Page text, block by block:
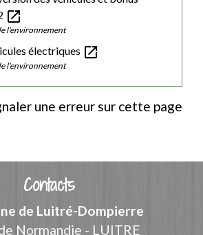
open_in_new
l'environnement
électriques open_in_new
l'environnement
une erreur sur cette page
Contacts
de Luitré-Dompierre
Normandie - LUITRE